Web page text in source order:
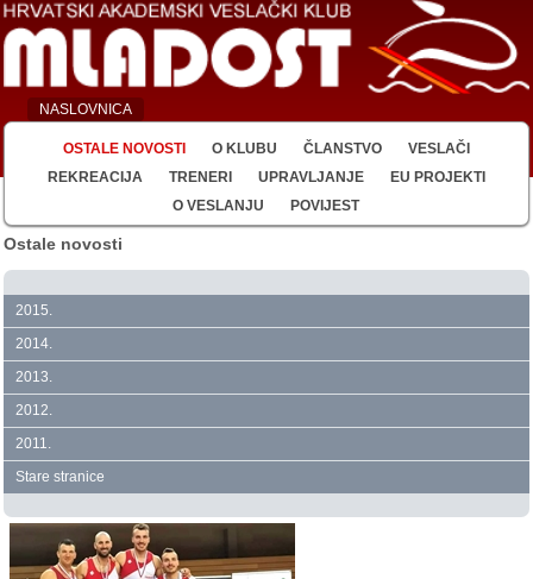
NASLOVNICA
OSTALE NOVOSTI O KLUBU ČLANSTVO
VESLAČI
REKREACIJA
TRENERI UPRAVLJANJE
EU PROJEKTI
O VESLANJU
POVIJEST
Ostale novosti
2015.
2014.
2013.
2012.
2011.
Stare stranice